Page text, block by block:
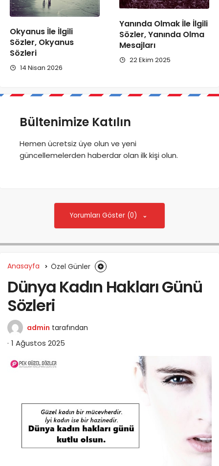
Okyanus İle İlgili
Sözler, Okyanus
Sözleri
14 Nisan 2026
Yanında Olmak İle İlgili
Sözler, Yanında Olma
Mesajları
22 Ekim 2025
Bültenimize Katılın
Hemen ücretsiz üye olun ve yeni
güncellemelerden haberdar olan ilk kişi olun.
Yorumları Göster (0)
Anasayfa Özel Günler
Dünya Kadın Hakları Günü
Sözleri
admin tarafından
1 Ağustos 2025